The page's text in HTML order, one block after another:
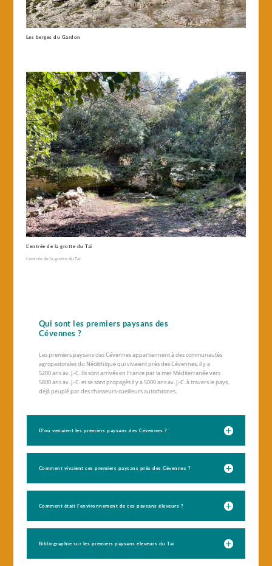
Les berges du Gardon
L’entrée de la grotte du Taï
L’entrée de la grotte du Taï
Qui sont les premiers paysans des
Cévennes ?
Les premiers paysans des Cévennes appartiennent à des communautés
agropastorales du Néolithique qui vivaient près des Cévennes, il y a
5200 ans av. J.-C. Ils sont arrivés en France par la mer Méditerranée vers
5800 ans av. J.-C. et se sont propagés il y a 5000 ans av. J.-C. à travers le pays,
déjà peuplé par des chasseurs-cueilleurs autochtones.
D'où venaient les premiers paysans des Cévennes ?
Comment vivaient ces premiers paysans près des Cévennes ?
Comment était l'environnement de ces paysans éleveurs ?
Bibliographie sur les premiers paysans éleveurs du Taï